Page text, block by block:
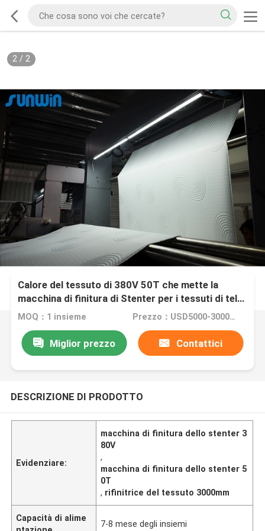
2/ 2
Calore del tessuto di 380V 50T che mette la
macchina di finitura di Stenter per i tessuti di tela
3000mm
MOQ：1 insieme Prezzo：USD5000-300000
Miglior prezzo Contattici
DESCRIZIONE DI PRODOTTO
Evidenziare:
macchina di finitura dello stenter 3
80V
,
macchina di finitura dello stenter 5
0T
, rifinitrice del tessuto 3000mm
Capacità di alime
7-8 mese degli insiemi